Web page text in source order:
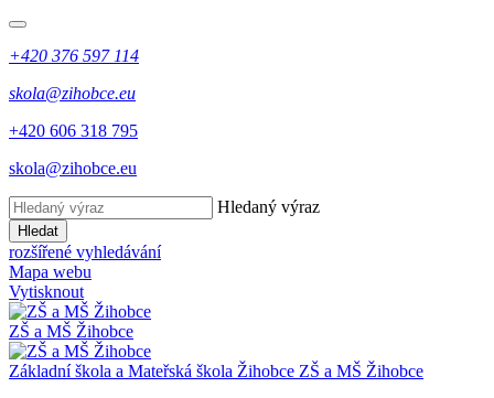
+420 376 597 114
skola@zihobce.eu
+420 606 318 795
skola@zihobce.eu
Hledaný výraz
Hledat
rozšířené vyhledávání
Mapa webu
Vytisknout
ZŠ a MŠ Žihobce
Základní škola a Mateřská škola Žihobce ZŠ a MŠ Žihobce